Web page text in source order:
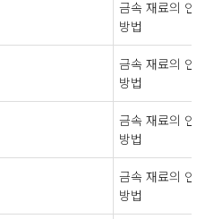
금속 재료의 인
방법
금속 재료의 인
방법
금속 재료의 인
방법
금속 재료의 인
방법